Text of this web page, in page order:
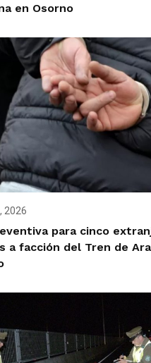
en Osorno
2026
para cinco
a facción del Tren de